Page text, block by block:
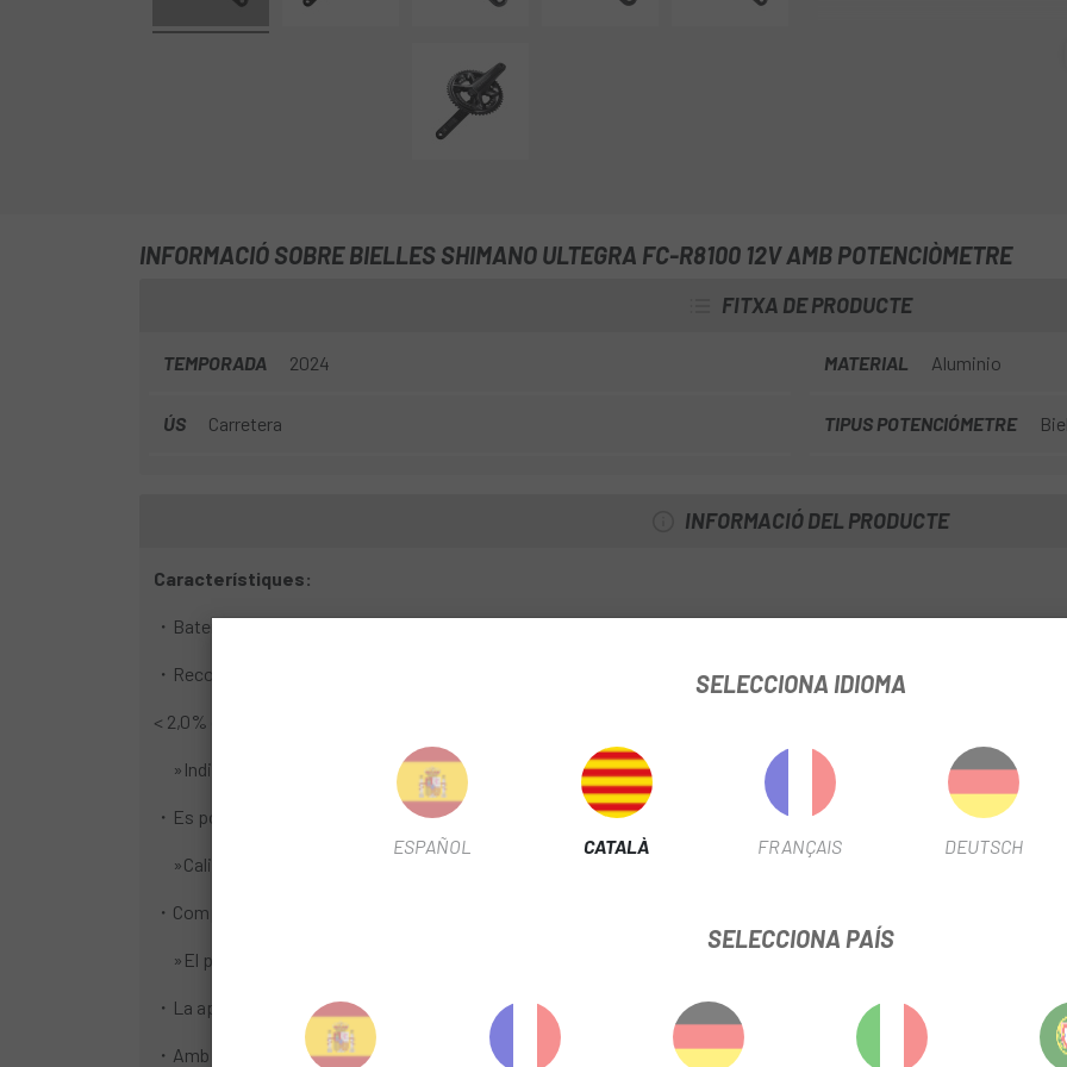
Bielas Shimano Ultegra
INFORMACIÓ SOBRE BIELLES SHIMANO ULTEGRA FC-R8100 12V AMB POTENCIÒMETRE
FITXA DE PRODUCTE
TEMPORADA 2024 MATERIAL Aluminio
ÚS Carretera TIPUS POTENCIÓMETRE
INFORMACIÓ DEL PRODUCTE
Característiques:
・Bateria de liti integrada, impermeable i recarregable. Fins a més de 300 hores de temps de conducció *
・Recopilació de dades precisa
< 2,0% de precisió de l'indicador de tensió en tot l'abast de calibració
»Indicador de tensió exclusiu
・Es pot iniciar ràpidament
»Calibració senzilla del desplaçament de zero amb un interruptor en el transmissor
・Compensació de temperatura activa
»El programari compensa automàticament els canvis de temperatura
・La aportació de les dades del nou vector de força el converteix en l'eina òptima per analitzar i millorar l'eficiència
・Amb SHIMANO CONNECT Lab, pots analitzar i visualitzar les teves dades d'entrenament i potència
SELECCIONA IDIOMA
ESPAÑOL CATALÀ FRANÇAIS DEUTSCH
SELECCIONA PAÍS